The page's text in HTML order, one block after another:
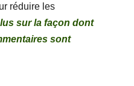
réduire les
sur la façon dont
sont